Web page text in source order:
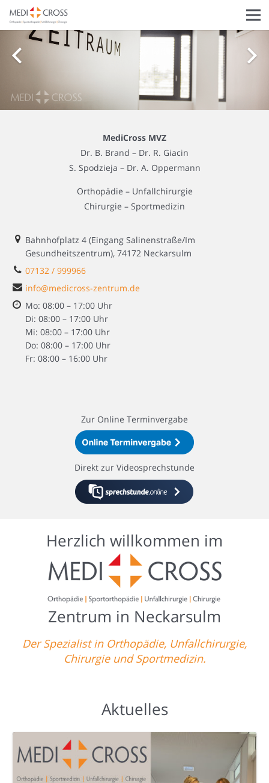
MediCross MVZ
Dr. B. Brand – Dr. R. Giacin
S. Spodzieja – Dr. A. Oppermann
Orthopädie – Unfallchirurgie
Chirurgie – Sportmedizin
Bahnhofplatz 4 (Eingang Salinenstraße/Im
Gesundheitszentrum), 74172 Neckarsulm
07132 / 999966
info@medicross-zentrum.de
Mo: 08:00 – 17:00 Uhr
Di: 08:00 – 17:00 Uhr
Mi: 08:00 – 17:00 Uhr
Do: 08:00 – 17:00 Uhr
Fr: 08:00 – 16:00 Uhr
Zur Online Terminvergabe
Direkt zur Videosprechstunde
Herzlich willkommen im
Zentrum in Neckarsulm
Der Spezialist in Orthopädie, Unfallchirurgie,
Chirurgie und Sportmedizin.
Aktuelles